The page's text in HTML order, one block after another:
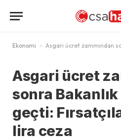
Ekonomi - Asgari ücret zammından sonra
Asgari ücret
sonra
geçti:
lira ceza